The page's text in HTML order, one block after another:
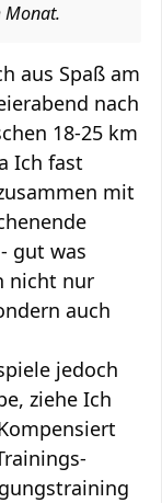
Monat.
aus Spaß am
nach
18-25 km
Ich fast
mit
gut was
nicht nur
auch
jedoch
ziehe Ich